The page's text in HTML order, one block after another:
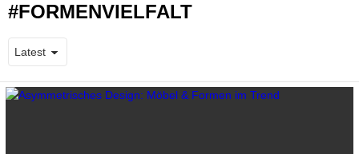
FORMENVIELFALT